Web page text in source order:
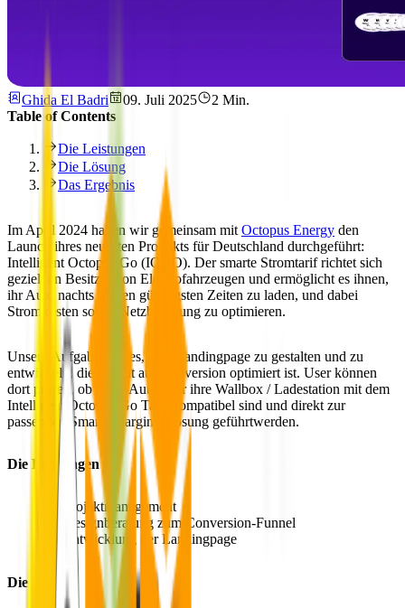
Ghida El Badri 09. Juli 2025
2 Min.
Table of Contents
Die Leistungen
Die Lösung
Das Ergebnis
Im April 2024 haben wir gemeinsam mit Octopus Energy den
Launch ihres neuesten Produkts für Deutschland durchgeführt:
Intelligent Octopus Go (IOGO). Der smarte Stromtarif richtet sich
gezielt an Besitzer von Elektrofahrzeugen und ermöglicht es ihnen,
ihr Auto nachts zu den günstigsten Zeiten zu laden, und dabei
Stromkosten sowie Netzbelastung zu optimieren.
Unsere Aufgabe war es, eine Landingpage zu gestalten und zu
entwickeln, die gezielt auf Conversion optimiert ist. User können
dort prüfen, ob ihr E-Auto oder ihre Wallbox / Ladestation mit dem
Intelligent Octopus Go Tarif kompatibel sind und direkt zur
passenden Smart-Charging-Lösung geführtwerden.
Die Leistungen
Projektmanagement
Designberatung zum Conversion-Funnel
Entwicklung der Landingpage
Die Lösung